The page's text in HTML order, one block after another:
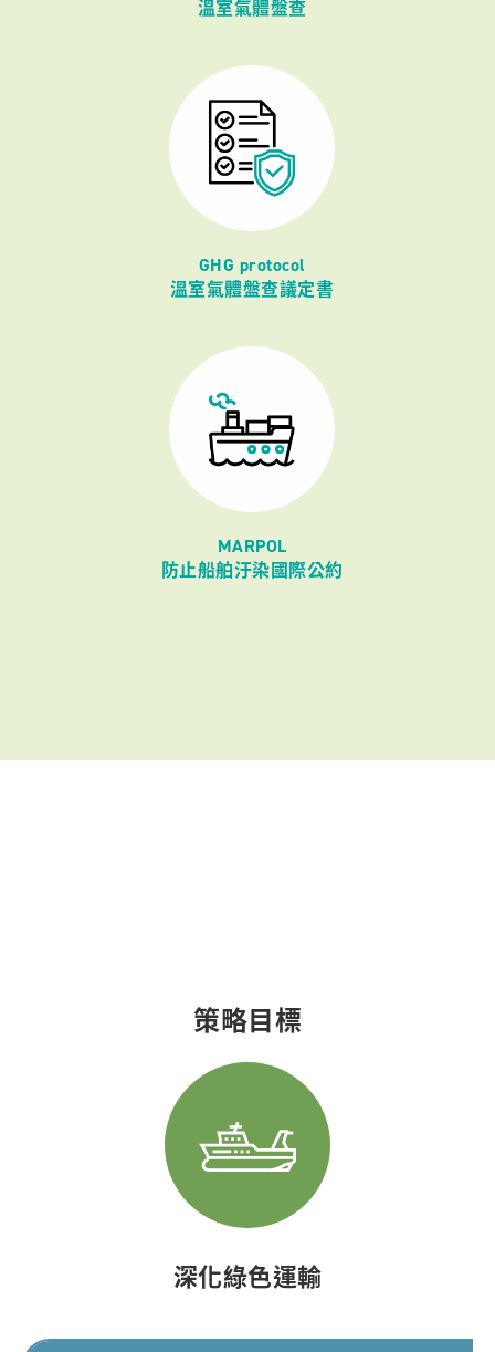
溫室氣體盤查
GHG protocol
溫室氣體盤查議定書
MARPOL
防止船舶汙染國際公約
策略目標
深化綠色運輸